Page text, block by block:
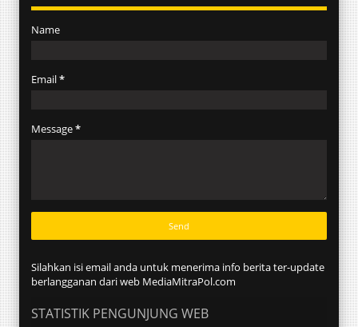
Name
Email*
Message*
Silahkan isi email anda untuk menerima info berita ter-update
berlangganan dari web MediaMitraPol.com
STATISTIK PENGUNJUNG WEB